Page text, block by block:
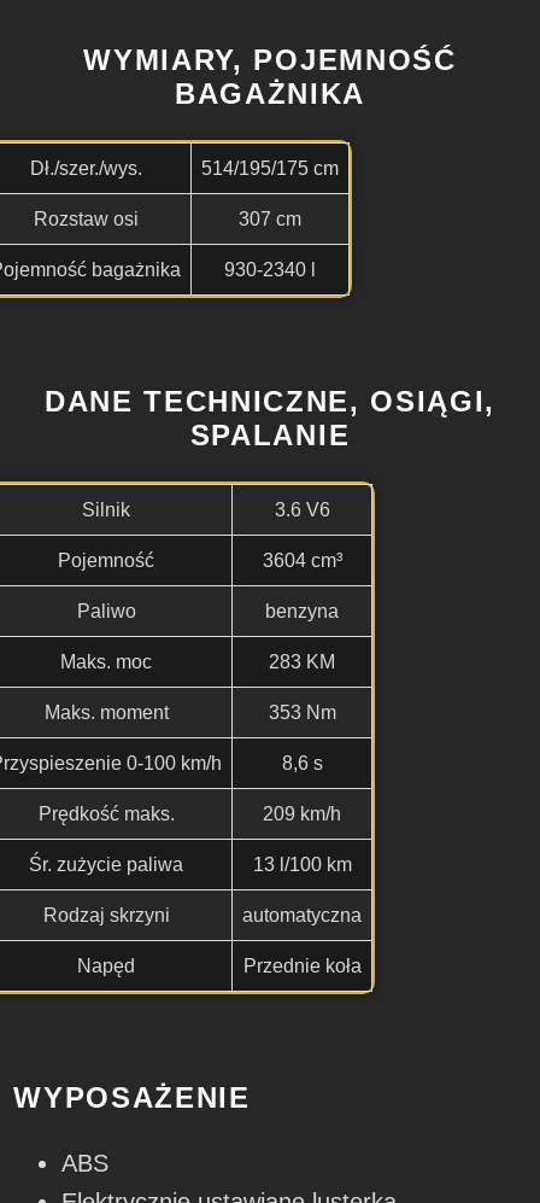
WYMIARY, POJEMNOŚĆ
BAGAŻNIKA
Dł./szer./wys. 514/195/175 cm
Rozstaw osi 307 cm
bagażnika 930-2340 l
DANE TECHNICZNE, OSIĄGI,
SPALANIE
Silnik 3.6 V6
Pojemność 3604 cm³
Paliwo benzyna
Maks. moc 283 KM
Maks. moment 353 Nm
0-100 km/h 8,6 s
Prędkość maks. 209 km/h
Śr. zużycie paliwa 13 l/100 km
Rodzaj skrzyni automatyczna
Napęd Przednie koła
WYPOSAŻENIE
ABS